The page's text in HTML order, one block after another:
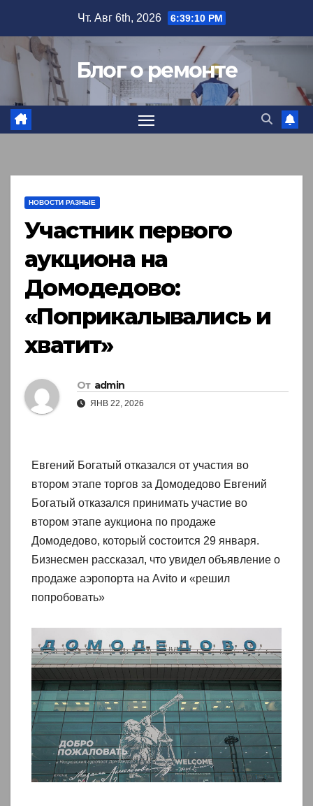
содержимому
Чт. Авг 6th, 2026 6:39:11 PM
Блог о ремонте
НОВОСТИ РАЗНЫЕ
Участник первого
аукциона на
Домодедово:
«Поприкалывались и
хватит»
От admin
ЯНВ 22, 2026
Евгений Богатый отказался от участия во
втором этапе торгов за Домодедово Евгений
Богатый отказался принимать участие во
втором этапе аукциона по продаже
Домодедово, который состоится 29 января.
Бизнесмен рассказал, что увидел объявление о
продаже аэропорта на Avito и «решил
попробовать»